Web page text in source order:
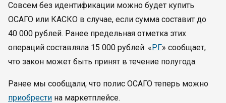
Совсем без идентификации можно будет купить
ОСАГО или КАСКО в случае, если сумма составит до
40 000 рублей. Ранее предельная отметка этих
операций составляла 15 000 рублей. «РГ» сообщает,
что закон может быть принят в течение полугода.
Ранее мы сообщали, что полис ОСАГО теперь можно
приобрести на маркетплейсе.